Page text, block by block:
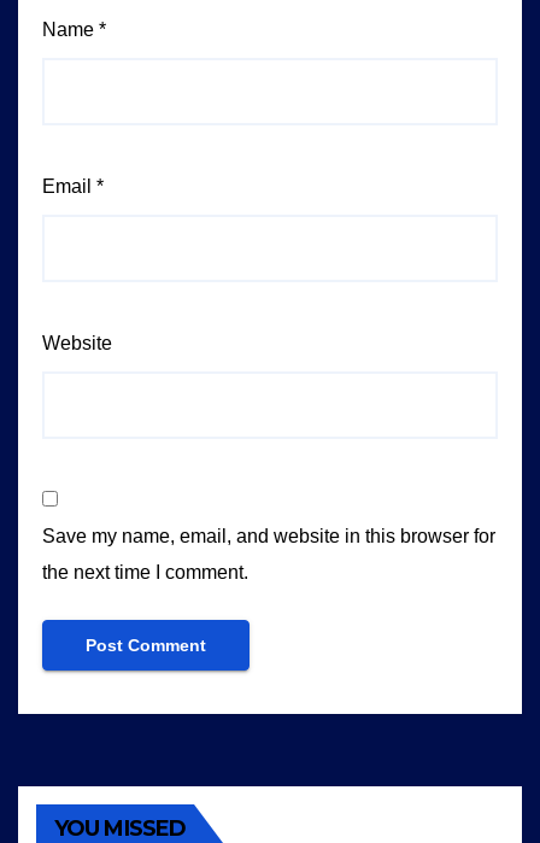
Name *
Email *
Website
Save my name, email, and website in this browser for
the next time I comment.
YOU MISSED